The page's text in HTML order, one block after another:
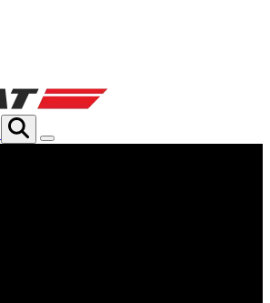
We use cookies to personalize content and
your use of our site with our social media,